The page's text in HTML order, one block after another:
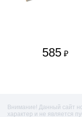
585 ₽
Внимание! Данный сайт
характер и не является